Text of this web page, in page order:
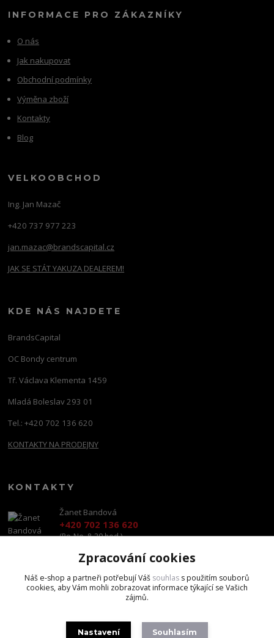
INFORMACE PRO ZÁKAZNÍKY
O nás
Jak nakupovat
Obchodní podmínky
Výměna zboží
Kontakty
Blog
VELKOOBCHOD
Ing. Jan Mazač
+420 737 977 223
jan.mazac@brandscapital.cz
JAK SE STÁT YAKUZA DEALEREM!
KDE NÁS NAJDETE
BrandsCapital
OC Bondy centrum
Tř. Václava Klementa 1459
Mladá Boleslav 293 01
Tel.: +420 702 136 620
KONTAKTY NA PRODEJNY
KONTAKTY
Žanet Bandová
+420 702 136 620
(Po-Ne, 8-20 hod.)
shop@brandscapital.cz
Zpracování cookies
Náš e-shop a partneři potřebují Váš souhlas s použitím souborů
cookies, aby Vám mohli zobrazovat informace týkající se Vašich
zájmů.
Nastavení Souhlasím